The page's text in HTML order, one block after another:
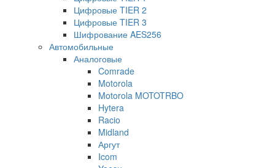
Цифровые TIER 2
Цифровые TIER 3
Шифрование AES256
Автомобильные
Аналоговые
Comrade
Motorola
Motorola MOTOTRBO
Hytera
Racio
Midland
Аргут
Icom